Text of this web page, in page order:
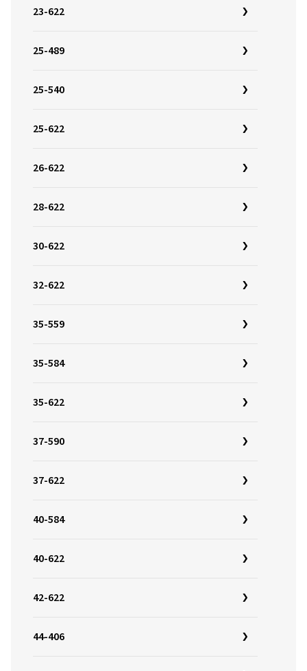
23-622
25-489
25-540
25-622
26-622
28-622
30-622
32-622
35-559
35-584
35-622
37-590
37-622
40-584
40-622
42-622
44-406